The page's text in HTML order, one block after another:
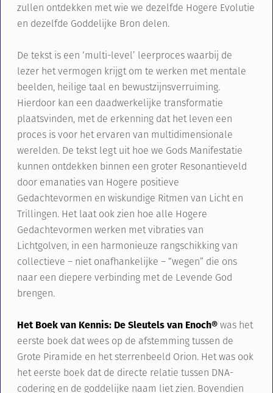
zullen ontdekken met wie we dezelfde Hogere Evolutie
en dezelfde Goddelijke Bron delen.
De tekst is een ‘multi-level’ leerproces waarbij de
lezer het vermogen krijgt om te werken met mentale
beelden, heilige taal en bewustzijnsverruiming.
Hierdoor kan een daadwerkelijke transformatie
plaatsvinden, met de erkenning dat het leven een
proces is voor het ervaren van multidimensionale
werelden. De tekst legt uit hoe we Gods Manifestatie
kunnen ontdekken binnen een groter Resonantieveld
door emanaties van Hogere positieve
Gedachtevormen en wiskundige Ritmen van Licht en
Trillingen. Het laat ook zien hoe alle Hogere
Gedachtevormen werken met vibraties van
Lichtgolven, in een harmonieuze rangschikking van
collectieve – niet onafhankelijke – “wegen” die ons
naar een diepere verbinding met de Levende God
brengen.
Het Boek van Kennis: De Sleutels van Enoch®was het
eerste boek dat wees op de afstemming tussen de
Grote Piramide en het sterrenbeeld Orion. Het was ook
het eerste boek dat de directe relatie tussen DNA-
codering en de goddelijke naam liet zien. Bovendien